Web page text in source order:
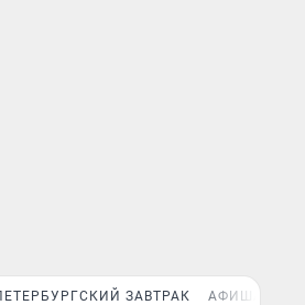
ЗАВТРАК АФИША PLUS